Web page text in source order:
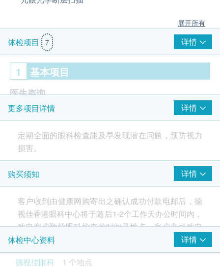
展开所有
体检项目 7 详情
1 基本项目
医生咨询
眼科专科医生问症及微镜检查
眼科视光检查
屈光检查 (近视、远视、散光及老花的度数检查)
视网膜检查 (散瞳视乎情况)
眼底照相
黄斑点光学断层扫描
青光眼光学断层扫描
更多项目详情 详情
定期全面的眼科检查能及早发现潜在问题，预防视力
损害。
「眼科全面检查」由专业视光师及眼科专科医生进
行，采用先进仪器为您进行系统性评估，涵盖从视力
功能到眼底结构的完整检查，助您及早发现潜在病
变，守护您的视力。
* 散瞳检查后可能会有暂时性视力模糊，建议安排亲
友陪同或避免自行驾车。
购买须知 详情
客户收到由健康网购寄出之确认成功付款电邮后，德
视佳香港眼科中心将于随后1-2个工作天办公时间内，
致电客户预约眼科检查的时间及地点。客户亦可致电
查询或在订单确认后一个工作天致电德视佳香港眼科
中心预约 (电话：3158 8528)。
体检中心资料
详情
德视佳眼科
1 个地点